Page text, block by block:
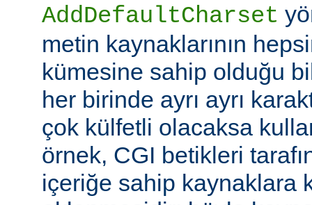
AddDefaultCharset
metin kaynaklarının
kümesine sahip olduğu
her birinde ayrı ayrı
çok külfetli olacaksa
örnek, CGI betikleri
içeriğe sahip kaynaklara